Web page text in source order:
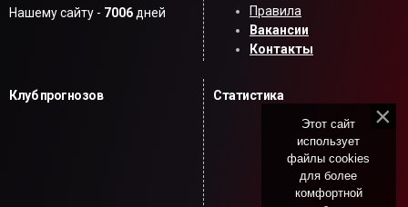
Нашему сайту - 7006 дней
Правила
Вакансии
Контакты
Клуб прогнозов Статистика
Этот сайт
использует
файлы cookies
для более
комфортной